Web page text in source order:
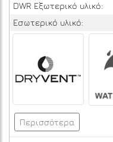
DWR Εξωτερικό υλικό:
Εσωτερικό υλικό:
Περισσότερα